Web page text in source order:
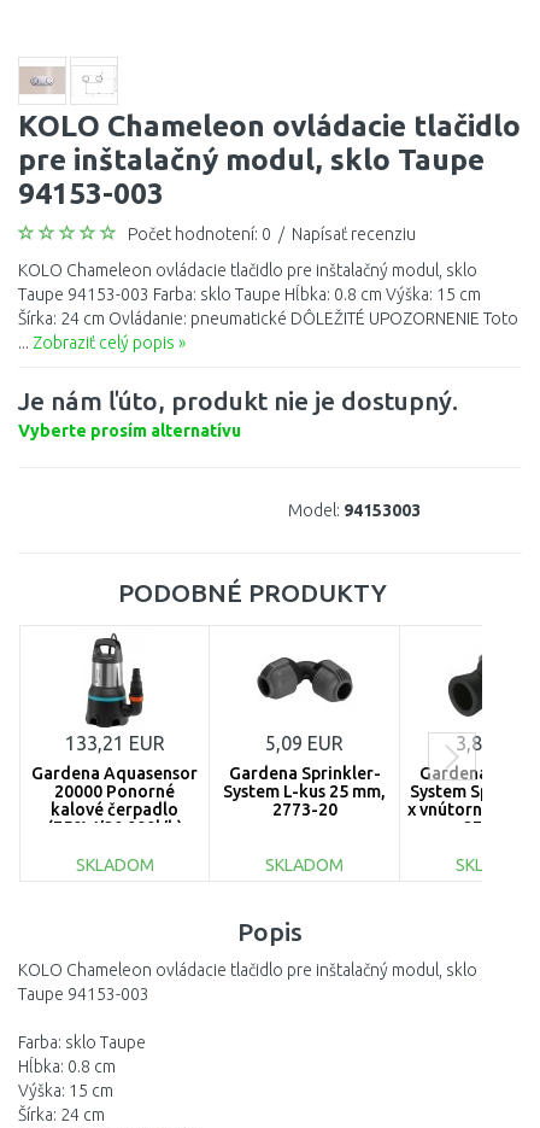
KOLO Chameleon ovládacie tlačidlo
pre inštalačný modul, sklo Taupe
94153-003
Počet hodnotení: 0 / Napísať recenziu
KOLO Chameleon ovládacie tlačidlo pre inštalačný modul, sklo
Taupe 94153-003 Farba: sklo Taupe Hĺbka: 0.8 cm Výška: 15 cm
Šírka: 24 cm Ovládanie: pneumatické DÔLEŽITÉ UPOZORNENIE Toto
... Zobraziť celý popis »
Je nám ľúto, produkt nie je dostupný.
Vyberte prosím alternatívu
Model: 94153003
PODOBNÉ PRODUKTY
133,21 EUR
Gardena Aquasensor
20000 Ponorné
kalové čerpadlo
(750W/20 000l/h)
SKLADOM
5,09 EUR
Gardena Sprinkler-
System L-kus 25 mm,
2773-20
SKLADOM
Porovnať
3,83 EUR
Gardena
System Spojka
x vnútorný závit
2761-20
SKLADOM
Popis
KOLO Chameleon ovládacie tlačidlo pre inštalačný modul, sklo
Taupe 94153-003
Farba: sklo Taupe
Hĺbka: 0.8 cm
Výška: 15 cm
Šírka: 24 cm